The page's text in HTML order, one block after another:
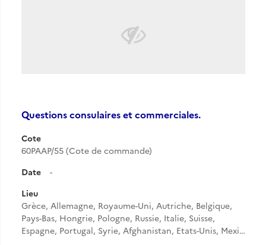
Questions consulaires et commerciales.
Cote
60PAAP/55 (Cote de commande)
Date
-
Lieu
Grèce, Allemagne, Royaume-Uni, Autriche, Belgique,
Pays-Bas, Hongrie, Pologne, Russie, Italie, Suisse,
Espagne, Portugal, Syrie, Afghanistan, Etats-Unis, Mexi…